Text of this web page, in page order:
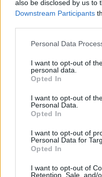
also be disclosed by us to
Downstream Participants
Personal Data
I want to opt-out of
personal data.
Opted In
I want to opt-out of
Personal Data.
Opted In
I want to opt-out of
Personal Data for
Opted In
I want to opt-out of
Retention, Sale, and/
užtikrinti
„Žiauriai užpulti“
Kalbėdami su